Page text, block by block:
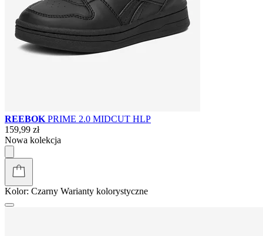
REEBOK PRIME 2.0 MIDCUT HLP
159,99 zł
Nowa kolekcja
Kolor: Czarny Warianty kolorystyczne